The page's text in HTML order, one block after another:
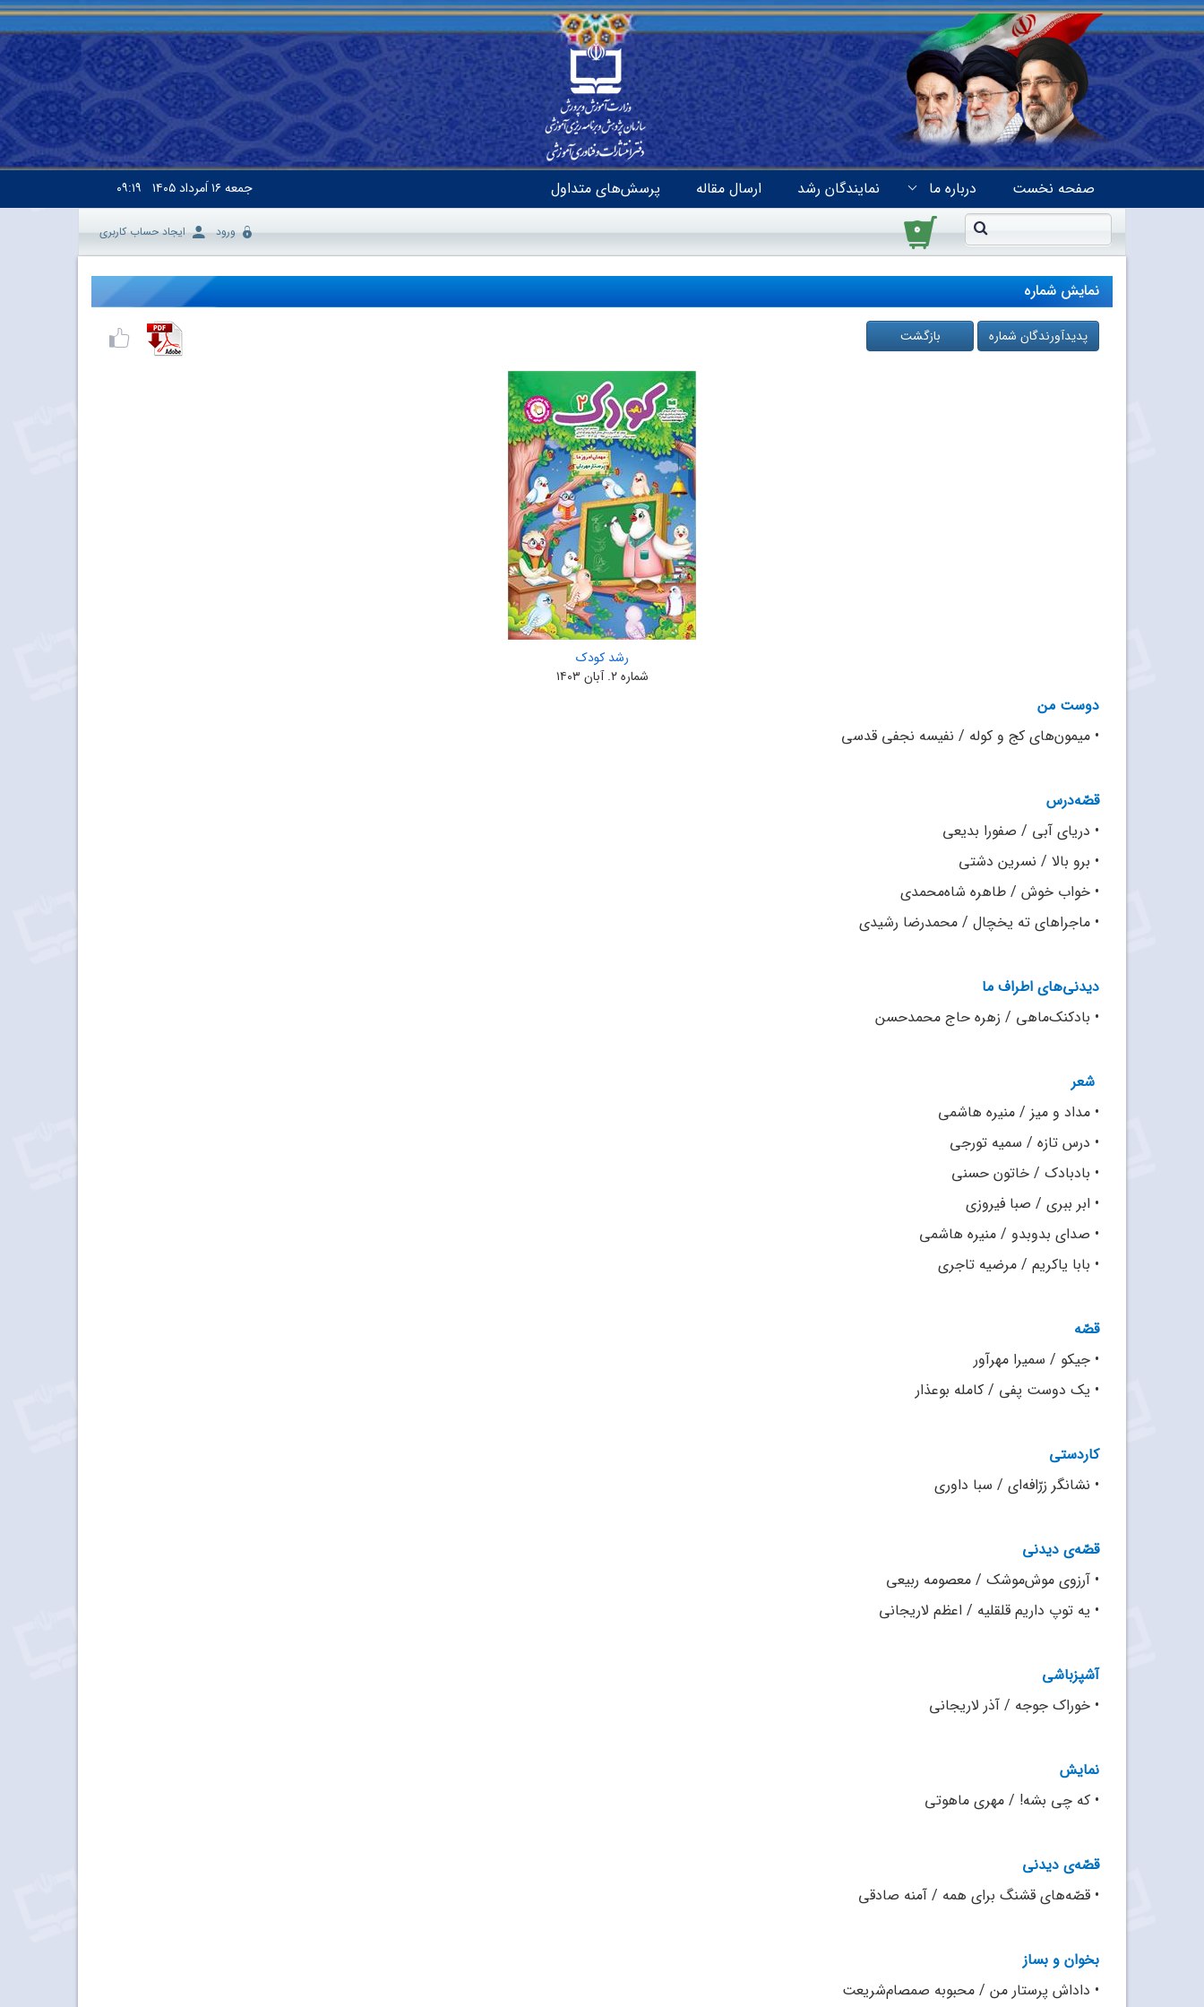
صفحه نخست درباره ما نمایندگان رشد ارسال مقاله پرسش‌های متداول جمعه۱۶ اَمرداد ۱۴۰۵ ۰۹:۱۹
۰ ورود ایجاد حساب کاربری
نمایش شماره
پدیدآورندگان شماره بازگشت
رشد کودک
شماره ۲. آبان ۱۴۰۳
دوست من
• میمون‌های کج و کوله / نفیسه نجفی قدسی
قصّه‌درس
• دریای آبی / صفورا بدیعی
• برو بالا / نسرین دشتی
• خواب خوش / طاهره شاه‌محمدی
• ماجراهای ته یخچال / محمدرضا رشیدی
دیدنی‌های اطراف ما
• بادکنک‌ماهی / زهره حاج‌ محمدحسن
شعر
• مداد و میز / منیره هاشمی
• درس تازه / سمیه تورجی
• بادبادک / خاتون حسنی
• ابر ببری / صبا فیروزی
• صدای بدو‌بدو / منیره هاشمی
• بابا یاکریم / مرضیه تاجری
قصّه
• جیکو / سمیرا مهرآور
• یک دوست پفی / کامله بوعذار
کاردستی
• نشانگر زرّافه‌ای / سبا داوری
قصّه‌ی دیدنی
• آرزوی موش‌موشک / معصومه ربیعی
• یه توپ داریم قلقلیه / اعظم لاریجانی
آشپزباشی
• خوراک جوجه / آذر لاریجانی
نمایش
• که چی بشه! / مهری ماهوتی
قصّه‌ی دیدنی
• قصّه‌های قشنگ برای همه / آمنه صادقی
بخوان و بساز
• داداش پرستار من / محبوبه صمصام‌شریعت